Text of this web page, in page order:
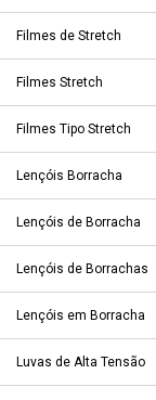
Filmes de Stretch
Filmes Stretch
Filmes Tipo Stretch
Lençóis Borracha
Lençóis de Borracha
Lençóis de Borrachas
Lençóis em Borracha
Luvas de Alta Tensão